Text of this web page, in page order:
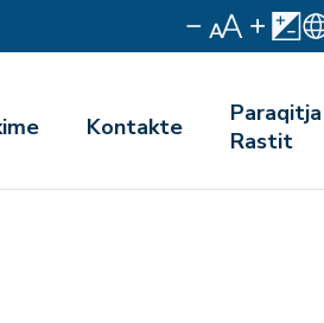
Kontakte
Rastit